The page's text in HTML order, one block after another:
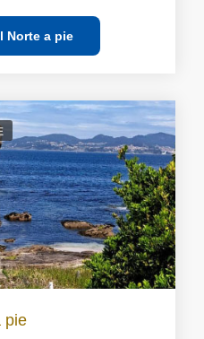
Norte a pie
pie